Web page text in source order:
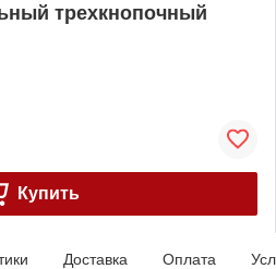
трехкнопочный
Купить
Доставка Оплата